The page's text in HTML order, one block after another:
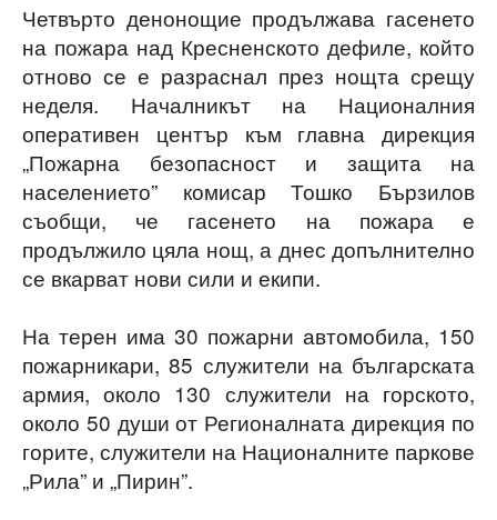
Четвърто денонощие продължава гасенето
на пожара над Кресненското дефиле, който
отново се е разраснал през нощта срещу
неделя. Началникът на Националния
оперативен център към главна дирекция
„Пожарна безопасност и защита на
населението” комисар Тошко Бързилов
съобщи, че гасенето на пожара е
продължило цяла нощ, а днес допълнително
се вкарват нови сили и екипи.
На терен има 30 пожарни автомобила, 150
пожарникари, 85 служители на българската
армия, около 130 служители на горското,
около 50 души от Регионалната дирекция по
горите, служители на Националните паркове
„Рила” и „Пирин”.